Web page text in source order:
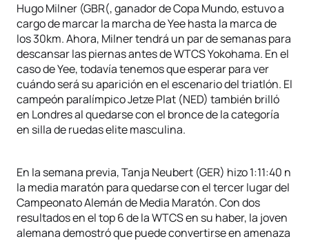
Hugo Milner (GBR(, ganador de Copa Mundo, estuvo a
cargo de marcar la marcha de Yee hasta la marca de
los 30km. Ahora, Milner tendrá un par de semanas para
descansar las piernas antes de WTCS Yokohama. En el
caso de Yee, todavía tenemos que esperar para ver
cuándo será su aparición en el escenario del triatlón. El
campeón paralímpico Jetze Plat (NED) también brilló
en Londres al quedarse con el bronce de la categoría
en silla de ruedas elite masculina.
En la semana previa, Tanja Neubert (GER) hizo 1:11:40 n
la media maratón para quedarse con el tercer lugar del
Campeonato Alemán de Media Maratón. Con dos
resultados en el top 6 de la WTCS en su haber, la joven
alemana demostró que puede convertirse en amenaza